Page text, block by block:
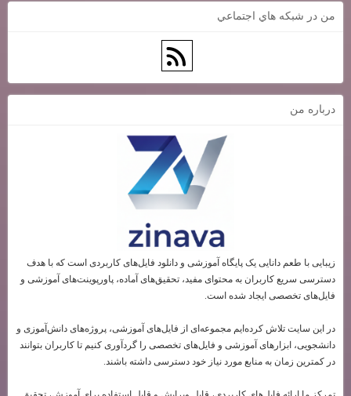
من در شبكه هاي اجتماعي
درباره من
زیبایی با طعم دانایی یک پایگاه آموزشی و دانلود فایل‌های کاربردی است که با هدف
دسترسی سریع کاربران به محتوای مفید، تحقیق‌های آماده، پاورپوینت‌های آموزشی و
فایل‌های تخصصی ایجاد شده است.
در این سایت تلاش کرده‌ایم مجموعه‌ای از فایل‌های آموزشی، پروژه‌های دانش‌آموزی و
دانشجویی، ابزارهای آموزشی و فایل‌های تخصصی را گردآوری کنیم تا کاربران بتوانند
در کمترین زمان به منابع مورد نیاز خود دسترسی داشته باشند.